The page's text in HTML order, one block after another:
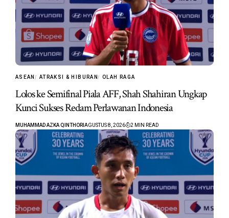
ASEAN ATRAKSI & HIBURAN OLAH RAGA
Lolos ke Semifinal Piala AFF, Shah Shahiran Ungkap
Kunci Sukses Redam Perlawanan Indonesia
MUHAMMAD AZKA QINTHORI AGUSTUS 8, 2026 2 MIN READ